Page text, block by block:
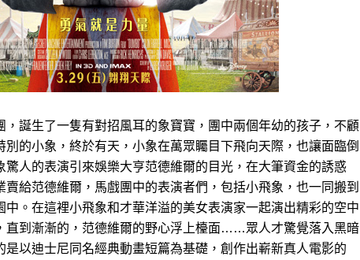
，誕生了一隻有對招風耳的象寶寶，團中兩個年幼的孩子，不顧
別的小象，終於有天，小象在萬眾矚目下飛向天際，也讓面臨倒
驚人的表演引來娛樂大亨范德維爾的目光，在大筆資金的誘惑
給范德維爾，馬戲團中的表演者們，包括小飛象，也一同搬到
中。在這裡小飛象和才華洋溢的美女表演家一起演出精彩的空中
直到漸漸的，范德維爾的野心浮上檯面……眾人才驚覺落入黑暗
以迪士尼同名經典動畫短篇為基礎，創作出嶄新真人電影的